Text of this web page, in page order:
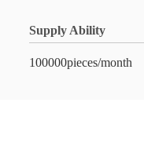
Supply Ability
100000pieces/month